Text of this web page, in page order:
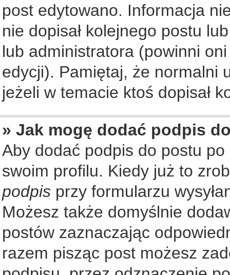
post edytowano. Informacja
nie dopisał kolejnego postu
lub administratora (powinni
edycji). Pamiętaj, że normalni
jeżeli w temacie ktoś dopisał
» Jak mogę dodać podpis
Aby dodać podpis do postu
swoim profilu. Kiedy już to
podpis przy formularzu
Możesz także domyślnie
postów zaznaczając
razem pisząc post możesz